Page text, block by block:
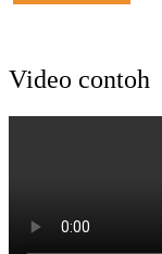
Video contoh